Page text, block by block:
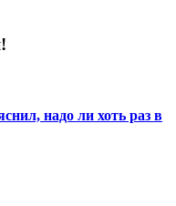
надо ли хоть раз в